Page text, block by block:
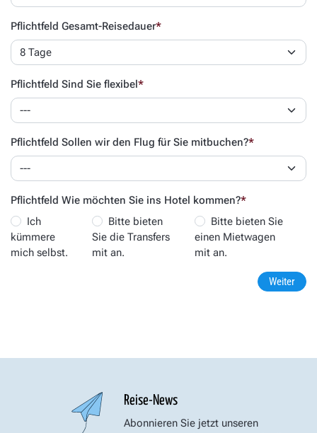
Pflichtfeld Gesamt-Reisedauer*
Pflichtfeld Sind Sie flexibel*
Pflichtfeld Sollen wir den Flug für Sie mitbuchen?*
Pflichtfeld Wie möchten Sie ins Hotel kommen?*
Ich
kümmere
mich selbst.
Bitte bieten
Sie die Transfers
mit an.
Bitte bieten Sie
einen Mietwagen
mit an.
Weiter
Reise-News
Abonnieren Sie jetzt unseren